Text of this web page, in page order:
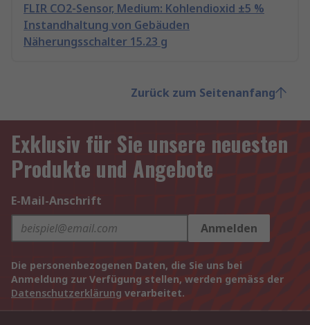
FLIR CO2-Sensor, Medium: Kohlendioxid ±5 %
Instandhaltung von Gebäuden
Näherungsschalter 15.23 g
Zurück zum Seitenanfang
Exklusiv für Sie unsere neuesten
Produkte und Angebote
E-Mail-Anschrift
Anmelden
Die personenbezogenen Daten, die Sie uns bei
Anmeldung zur Verfügung stellen, werden gemäss der
Datenschutzerklärung verarbeitet.